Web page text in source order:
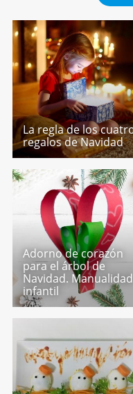
La regla de los
regalos de Navidad
Adorno de corazón
para el árbol de
Navidad. Manualidad
infantil